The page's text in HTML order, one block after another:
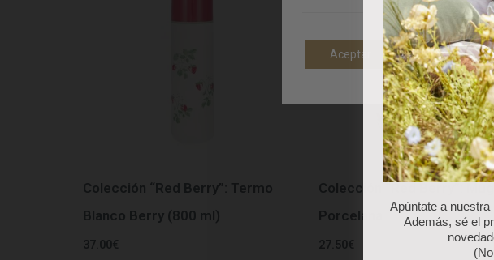
Colección “Red Berry”: Termo
Blanco Berry (800 ml)
37.00€
Colección “Red Berry”: Mug
Porcelana
27.50€
Aceptar Rechazar
Apúntate a
Además, sé el